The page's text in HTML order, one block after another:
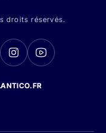
droits réservés.